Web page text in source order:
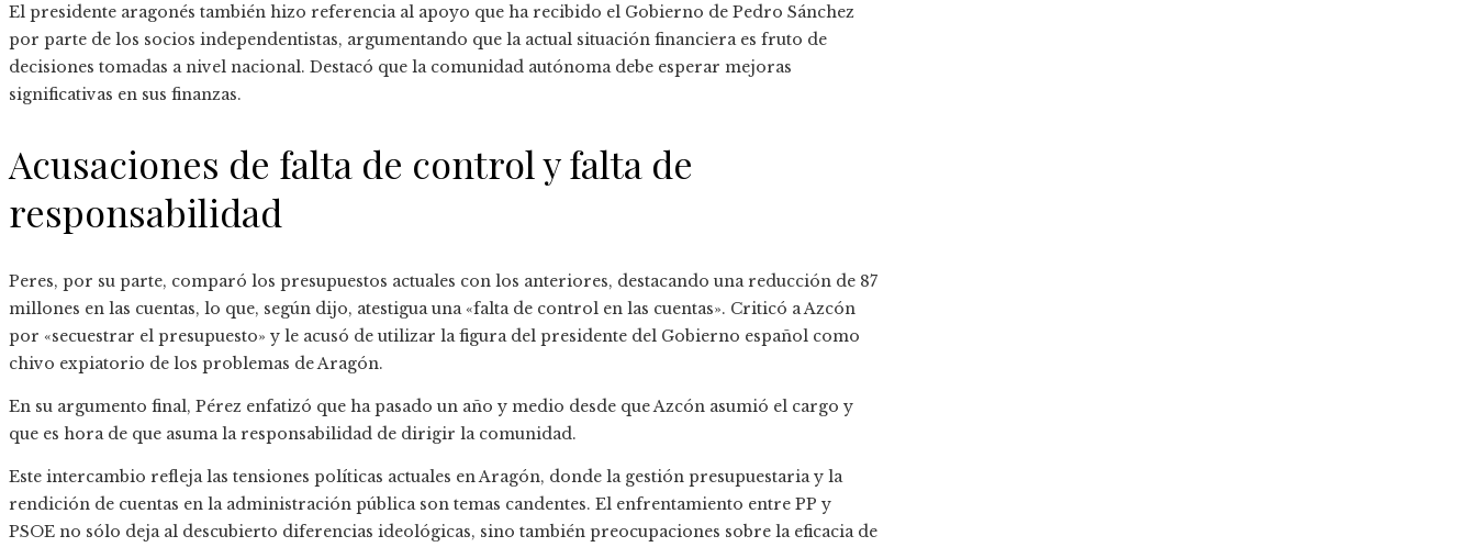
El presidente aragonés también hizo referencia al apoyo que ha recibido el Gobierno de Pedro Sánchez
por parte de los socios independentistas, argumentando que la actual situación financiera es fruto de
decisiones tomadas a nivel nacional. Destacó que la comunidad autónoma debe esperar mejoras
significativas en sus finanzas.
Acusaciones de falta de control y falta de
responsabilidad
Peres, por su parte, comparó los presupuestos actuales con los anteriores, destacando una reducción de 87
millones en las cuentas, lo que, según dijo, atestigua una «falta de control en las cuentas». Criticó a Azcón
por «secuestrar el presupuesto» y le acusó de utilizar la figura del presidente del Gobierno español como
chivo expiatorio de los problemas de Aragón.
En su argumento final, Pérez enfatizó que ha pasado un año y medio desde que Azcón asumió el cargo y
que es hora de que asuma la responsabilidad de dirigir la comunidad.
Este intercambio refleja las tensiones políticas actuales en Aragón, donde la gestión presupuestaria y la
rendición de cuentas en la administración pública son temas candentes. El enfrentamiento entre PP y
PSOE no sólo deja al descubierto diferencias ideológicas, sino también preocupaciones sobre la eficacia de